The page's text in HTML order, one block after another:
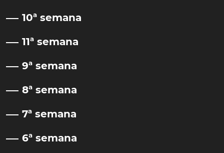
10ª semana
11ª semana
9ª semana
8ª semana
7ª semana
6ª semana